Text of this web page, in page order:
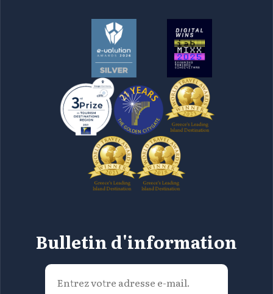
Bulletin d'information